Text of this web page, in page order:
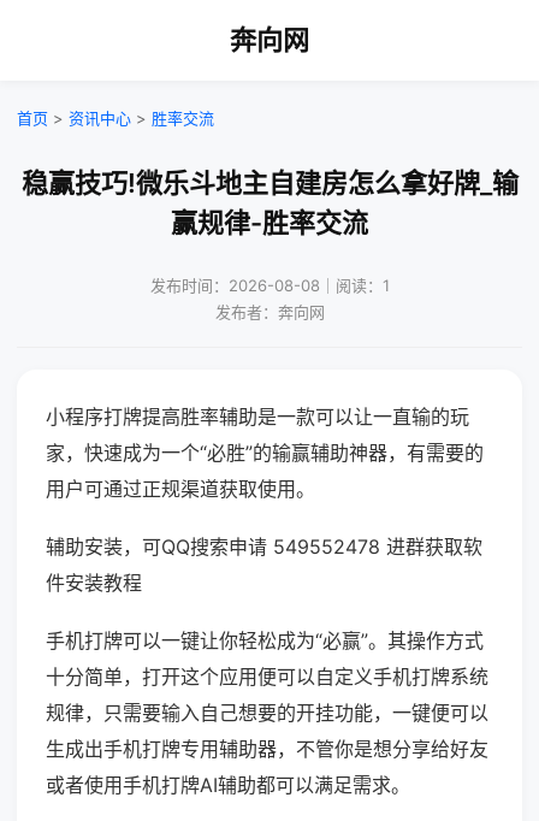
奔向网
首页 > 资讯中心 > 胜率交流
稳赢技巧!微乐斗地主自建房怎么拿好牌_输
赢规律-胜率交流
发布时间：2026-08-08｜阅读：1
发布者：奔向网
小程序打牌提高胜率辅助是一款可以让一直输的玩
家，快速成为一个“必胜”的输赢辅助神器，有需要的
用户可通过正规渠道获取使用。
辅助安装，可QQ搜索申请 549552478 进群获取软
件安装教程
手机打牌可以一键让你轻松成为“必赢”。其操作方式
十分简单，打开这个应用便可以自定义手机打牌系统
规律，只需要输入自己想要的开挂功能，一键便可以
生成出手机打牌专用辅助器，不管你是想分享给好友
或者使用手机打牌AI辅助都可以满足需求。